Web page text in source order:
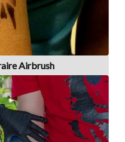
Airbrush